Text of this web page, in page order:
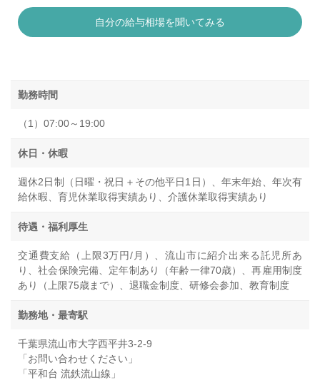
自分の給与相場を聞いてみる
勤務時間
（1）07:00～19:00
休日・休暇
週休2日制（日曜・祝日＋その他平日1日）、年末年始、年次有
給休暇、育児休業取得実績あり、介護休業取得実績あり
待遇・福利厚生
交通費支給（上限3万円/月）、流山市に紹介出来る託児所あ
り、社会保険完備、定年制あり（年齢一律70歳）、再雇用制度
あり（上限75歳まで）、退職金制度、研修会参加、教育制度
勤務地・最寄駅
千葉県流山市大字西平井3-2-9
「お問い合わせください」
「平和台 流鉄流山線」